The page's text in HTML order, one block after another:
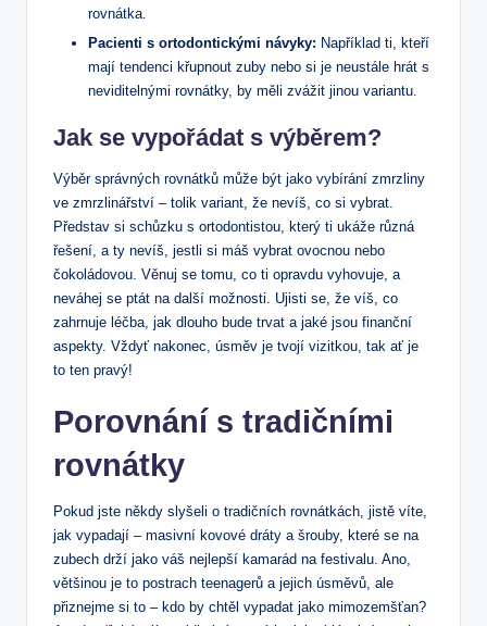
rovnátka.
Pacienti s ortodontickými návyky: Například ti, kteří
mají tendenci křupnout zuby nebo si je neustále hrát s
neviditelnými rovnátky, by měli zvážit jinou variantu.
Jak se vypořádat s výběrem?
Výběr správných rovnátků může být jako vybírání zmrzliny
ve zmrzlinářství – tolik variant, že nevíš, co si vybrat.
Představ si schůzku s ortodontistou, který ti ukáže různá
řešení, a ty nevíš, jestli si máš vybrat ovocnou nebo
čokoládovou. Věnuj se tomu, co ti opravdu vyhovuje, a
neváhej se ptát na další možnosti. Ujisti se, že víš, co
zahrnuje léčba, jak dlouho bude trvat a jaké jsou finanční
aspekty. Vždyť nakonec, úsměv je tvojí vizitkou, tak ať je
to ten pravý!
Porovnání s tradičními
rovnátky
Pokud jste někdy slyšeli o tradičních rovnátkách, jistě víte,
jak vypadají – masivní kovové dráty a šrouby, které se na
zubech drží jako váš nejlepší kamarád na festivalu. Ano,
většinou je to postrach teenagerů a jejich úsměvů, ale
přiznejme si to – kdo by chtěl vypadat jako mimozemšťan?